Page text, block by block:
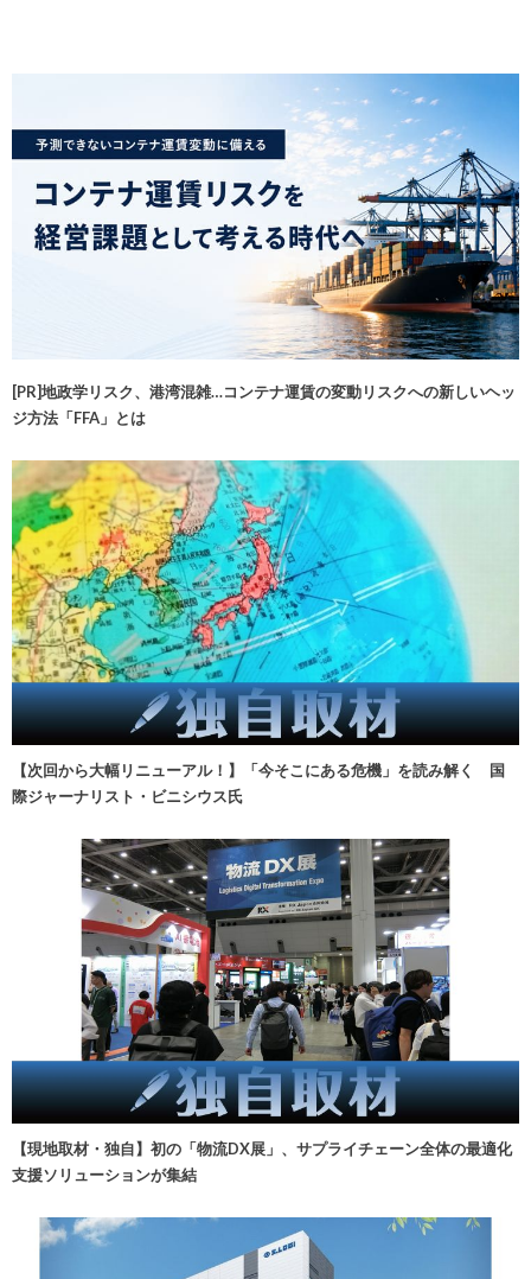
[PR]地政学リスク、港湾混雑…コンテナ運賃の変動リスクへの新しいヘッ
ジ方法「FFA」とは
【次回から大幅リニューアル！】「今そこにある危機」を読み解く 国
際ジャーナリスト・ビニシウス氏
【現地取材・独自】初の「物流DX展」、サプライチェーン全体の最適化
支援ソリューションが集結